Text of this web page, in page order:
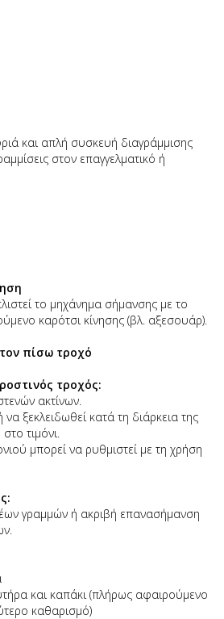
και απλή συσκευή διαγράμμισης
στον επαγγελματικό ή
το μηχάνημα σήμανσης με το
καρότσι κίνησης (βλ. αξεσουάρ).
πίσω τροχό
τροχός:
ακτίνων.
ξεκλειδωθεί κατά τη διάρκεια της
τιμόνι.
μπορεί να ρυθμιστεί με τη χρήση
γραμμών ή ακριβή επανασήμανση
και καπάκι (πλήρως αφαιρούμενο
καθαρισμό)